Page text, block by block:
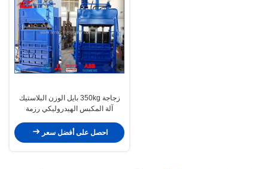
زجاجة 350kg بايل الوزن البلاستيك
آلة المكبس الهيدروليكي رزمة
احصل على أفضل سعر